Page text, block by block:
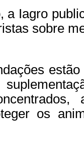
a Iagro
sobre
os